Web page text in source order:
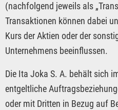
(nachfolgend jeweils als
Transaktionen können dabei
Kurs der Aktien oder der
Unternehmens beeinflussen.
Die Ita Joka S. A. behält sich
entgeltliche
oder mit Dritten in Bezug auf